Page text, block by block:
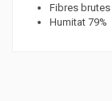
Fibres brutes
Humitat 79%